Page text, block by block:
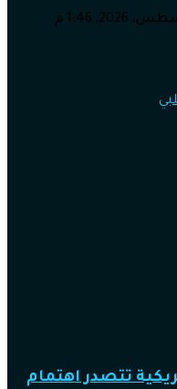
تتصدر اهتمام